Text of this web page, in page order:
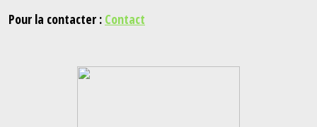
Pour la contacter : Contact